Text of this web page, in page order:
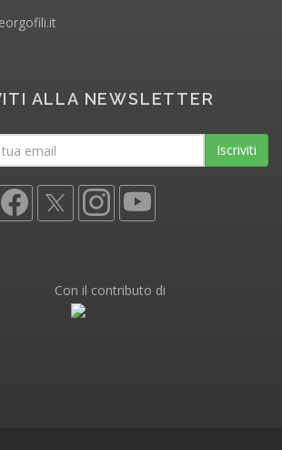
ALLA NEWSLETTER
Iscriviti
Con il contributo di